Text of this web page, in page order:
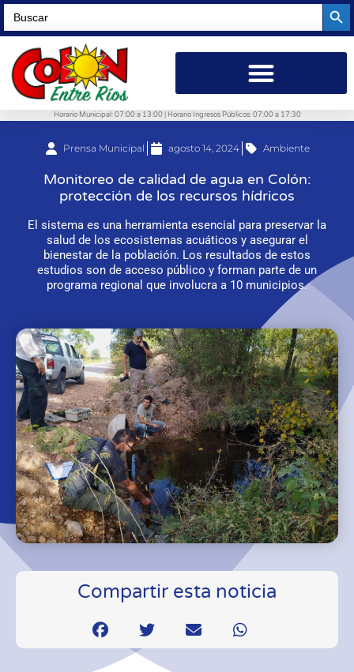
Search
for:
Horario Municipal: 07:00 a 13:00 | Horario Ingresos Públicos: 07:00 a 17:30
Prensa Municipal agosto 14, 2024 Ambiente
Monitoreo de calidad de agua en Colón:
protección de los recursos hídricos
El sistema es una herramienta esencial para preservar la
salud de los ecosistemas acuáticos y asegurar el
bienestar de la población. Los resultados de estos
estudios son de acceso público y forman parte de un
programa regional que involucra a 10 municipios.
Compartir esta noticia